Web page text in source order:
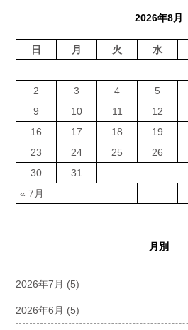
2026年8月
日 月 火 水
« 7月
2
3 4 5
9
10 11 12
16
17 18 19
23
24 25 26
30
31
月別
2026年7月 (5)
2026年6月 (5)